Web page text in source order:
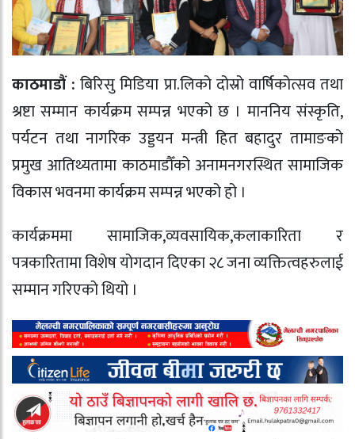
काठमाडौं : बिरिसु मिडिया प्रा.लिको दोस्रो वार्षिकोत्सव तथा
श्रष्टा सम्मान कार्यक्रम सम्पन्न भएको छ । माननिय संस्कृति,
पर्यटन तथा नागरिक उड्डयन मन्त्री हित बहादुर तामाङको
प्रमुख आतिथ्यतामा काठमाडौँको अनामनगरस्थित सामाजिक
विकास भवनमा कार्यक्रम सम्पन्न भएको हो ।
कार्यक्रममा सामाजिक,व्यवसायिक,कलाकारिता र
पत्रकारितामा विशेष योगदान दिएका २८ जना व्यक्तित्वहरुलाई
सम्मान गरिएको थियो ।